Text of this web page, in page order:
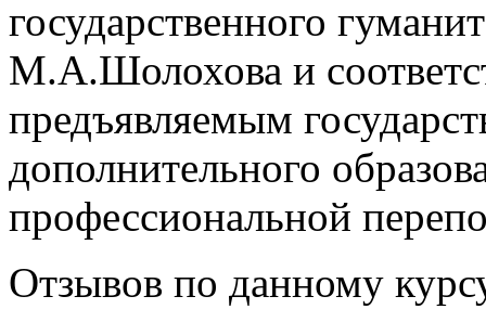
государственного
М.А.Шолохова и
предъявляемым
дополнительного
профессиональной
Отзывов по данному